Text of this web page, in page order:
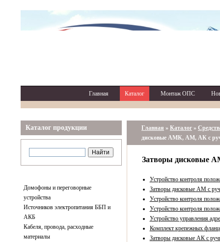
Главная Каталог Монтаж ОПС
Каталог продукции
Домофоны и переговорные
устройства
Источников электропитания ББП и
АКБ
Кабеля, провода, расходные
материалы
Главная » Каталог »
дисковые АМК, АМ, АК с
Затворы дисковые
Устройство контроля
Затворы дисковые АМ с
Устройство контроля
Устройство контроля
Устройство управления
Комплект крепежных
Затворы дисковые АК с